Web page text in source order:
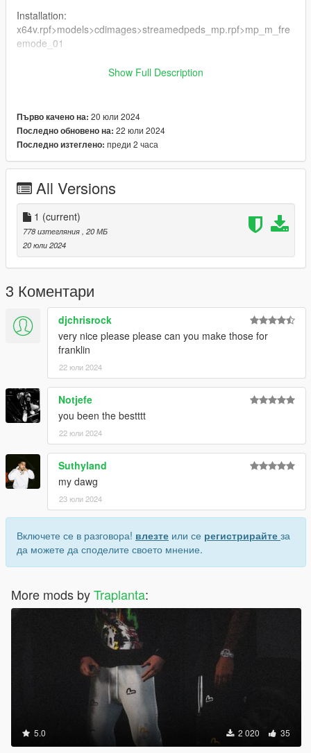
Installation:
x64v.rpf>models>cdimages>streamedpeds_mp.rpf>mp_m_fre
emode_01
Public showcase: https://discord.gg/mepm7TrCkF
Show Full Description
Първо качено на: 20 юли 2024
Последно обновено на: 22 юли 2024
Последно изтеглено: преди 2 часа
All Versions
1 (current)
778 изтегляния , 20 МБ
20 юли 2024
3 Коментари
djchrisrock
very nice please please can you make those for
franklin
22 юли 2024
Notjefe
you been the bestttt
22 юли 2024
Suthyland
my dawg
23 юли 2024
Включете се в разговора! влезте или се регистрирайте за
да можете да споделите своето мнение.
More mods byTraplanta:
5.0 2 020 35